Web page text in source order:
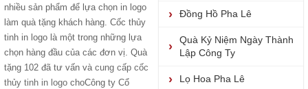
nhiều sản phẩm để lựa chọn in logo
làm quà tặng khách hàng. Cốc thủy
tinh in logo là một trong những lựa
chọn hàng đầu của các đơn vị. Quà
tặng 102 đã tư vấn và cung cấp cốc
thủy tinh in logo choCông ty Cổ
Đồng Hồ Pha Lê
Quà Kỷ Niệm Ngày Thành
Lập Công Ty
Lọ Hoa Pha Lê